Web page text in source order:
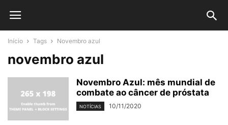
Início Tags Novembro azul
novembro azul
Novembro Azul: mês mundial de
combate ao câncer de próstata
NOTÍCIAS 10/11/2020